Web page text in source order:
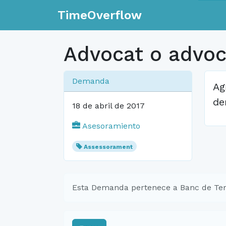
TimeOverflow
Advocat o
Demanda
18 de abril de 2017
Asesoramiento
Assessorament
Esta Demanda pertenece a Banc de